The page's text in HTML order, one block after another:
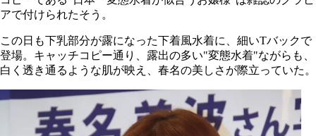
アで付けられたそう。
この日も下乳部分が露になった下着風水着に、細いTバックで
登場。キャッチコピー通り、露出の多い"変態水着"ながらも、
白く透き通るような肌が映え、春名の美しさが際立っていた。